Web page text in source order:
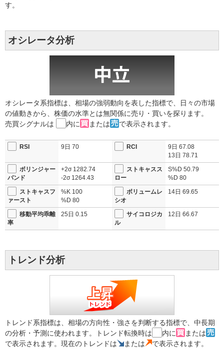
す。
オシレータ分析
オシレータ系指標は、相場の強弱動向を表した指標で、日々の市場
の値動きから、株価の水準とは無関係に売り・買いを探ります。
売買シグナルは
内に または で表示されます。
RSI 9日 70 RCI 9日 67.08
13日 78.71
ボリンジャー
バンド
+2σ 1282.74
-2σ 1264.43
ストキャスス
ロー
S%D 50.79
%D 80
ストキャスフ
ァースト
%K 100
%D 80
ボリュームレ
シオ
14日 69.65
移動平均乖離
率
25日 0.15
サイコロジカ
ル
12日 66.67
トレンド分析
トレンド系指標は、相場の方向性・強さを判断する指標で、中長期
の分析・予測に使われます。トレンド転換時は
内に
または
で表示されます。現在のトレンドは
または で表示されます。